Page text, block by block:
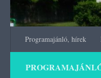
Programajánló, hírek